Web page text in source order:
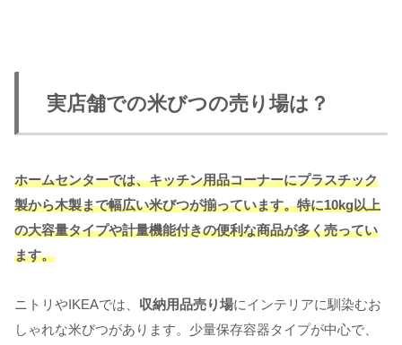
実店舗での米びつの売り場は？
ホームセンターでは、キッチン用品コーナーにプラスチック
製から木製まで幅広い米びつが揃っています。特に10kg以上
の大容量タイプや計量機能付きの便利な商品が多く売ってい
ます。
ニトリやIKEAでは、 収納用品売り場にインテリアに馴染むお
しゃれな米びつがあります。少量保存容器タイプが中心で、